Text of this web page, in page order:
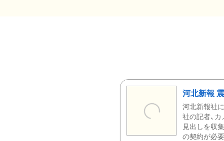
河北新報
河北新報社
社の記者、
見出しを収
の契約が必要